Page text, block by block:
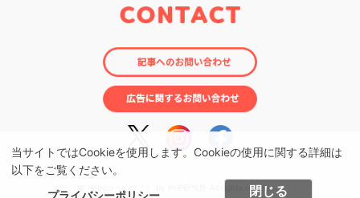
当サイトではCookieを使用します。Cookieの使用に関する詳細は
以下をご覧ください。
プライバシーポリシー
閉じる
© nobico（のびこ） by PHP研究所 All rights reserved.